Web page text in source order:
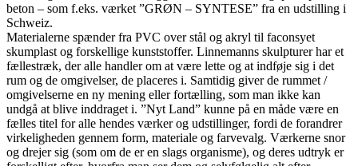
beton – som f.eks. værket ”GRØN – SYNTESE” fra en udstilling i
Schweiz.
Materialerne spænder fra PVC over stål og akryl til faconsyet
skumplast og forskellige kunststoffer. Linnemanns skulpturer har et
fællestræk, der alle handler om at være lette og at indføje sig i det
rum og de omgivelser, de placeres i. Samtidig giver de rummet /
omgivelserne en ny mening eller fortælling, som man ikke kan
undgå at blive inddraget i. ”Nyt Land” kunne på en måde være en
fælles titel for alle hendes værker og udstillinger, fordi de forandrer
virkeligheden gennem form, materiale og farvevalg. Værkerne snor
og drejer sig (som om de er en slags organisme), og deres udtryk er